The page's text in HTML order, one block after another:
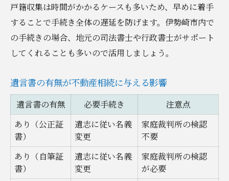
2024年施行の相続登記義務化ポイント表
新制度下での不動産相続の進め方解説
罰則リスクを避けるための申請期限管理術
め
新制度対応の書類準備と手続きチェックリ
スト
戸籍収集は時間がかかるケースも多いため、早めに着手
することで手続き全体の遅延を防げます。伊勢崎市内で
の手続きの場合、地元の司法書士や行政書士がサポート
してくれることも多いので活用しましょう。
遺言書の有無が不動産相続に与える影響
遺言書の有無 必要手続き
注意点
あり（公正証
書）
遺志に従い名義
変更
家庭裁判所の検認
不要
あり（自筆証
書）
遺志に従い名義
変更
家庭裁判所の検認
が必要